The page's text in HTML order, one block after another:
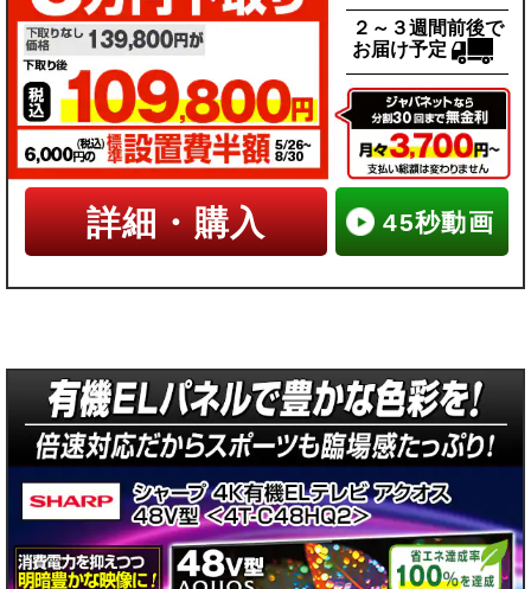
詳細・購入
２～３週間前後で
お届け予定
45秒動画